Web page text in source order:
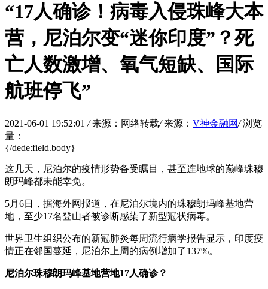
“17人确诊！病毒入侵珠峰大本
营，尼泊尔变“迷你印度”？死
亡人数激增、氧气短缺、国际
航班停飞”
2021-06-01 19:52:01 / 来源：网络转载/ 来源： V神金融网/ 浏览
量：
{/dede:field.body}
这几天，尼泊尔的疫情形势备受瞩目，甚至连地球的巅峰珠穆
朗玛峰都未能幸免。
5月6日，据海外网报道，在尼泊尔境内的珠穆朗玛峰基地营
地，至少17名登山者被诊断感染了新型冠状病毒。
世界卫生组织公布的新冠肺炎每周流行病学报告显示，印度疫
情正在邻国蔓延，尼泊尔上周的病例增加了137%。
尼泊尔珠穆朗玛峰基地营地17人确诊？